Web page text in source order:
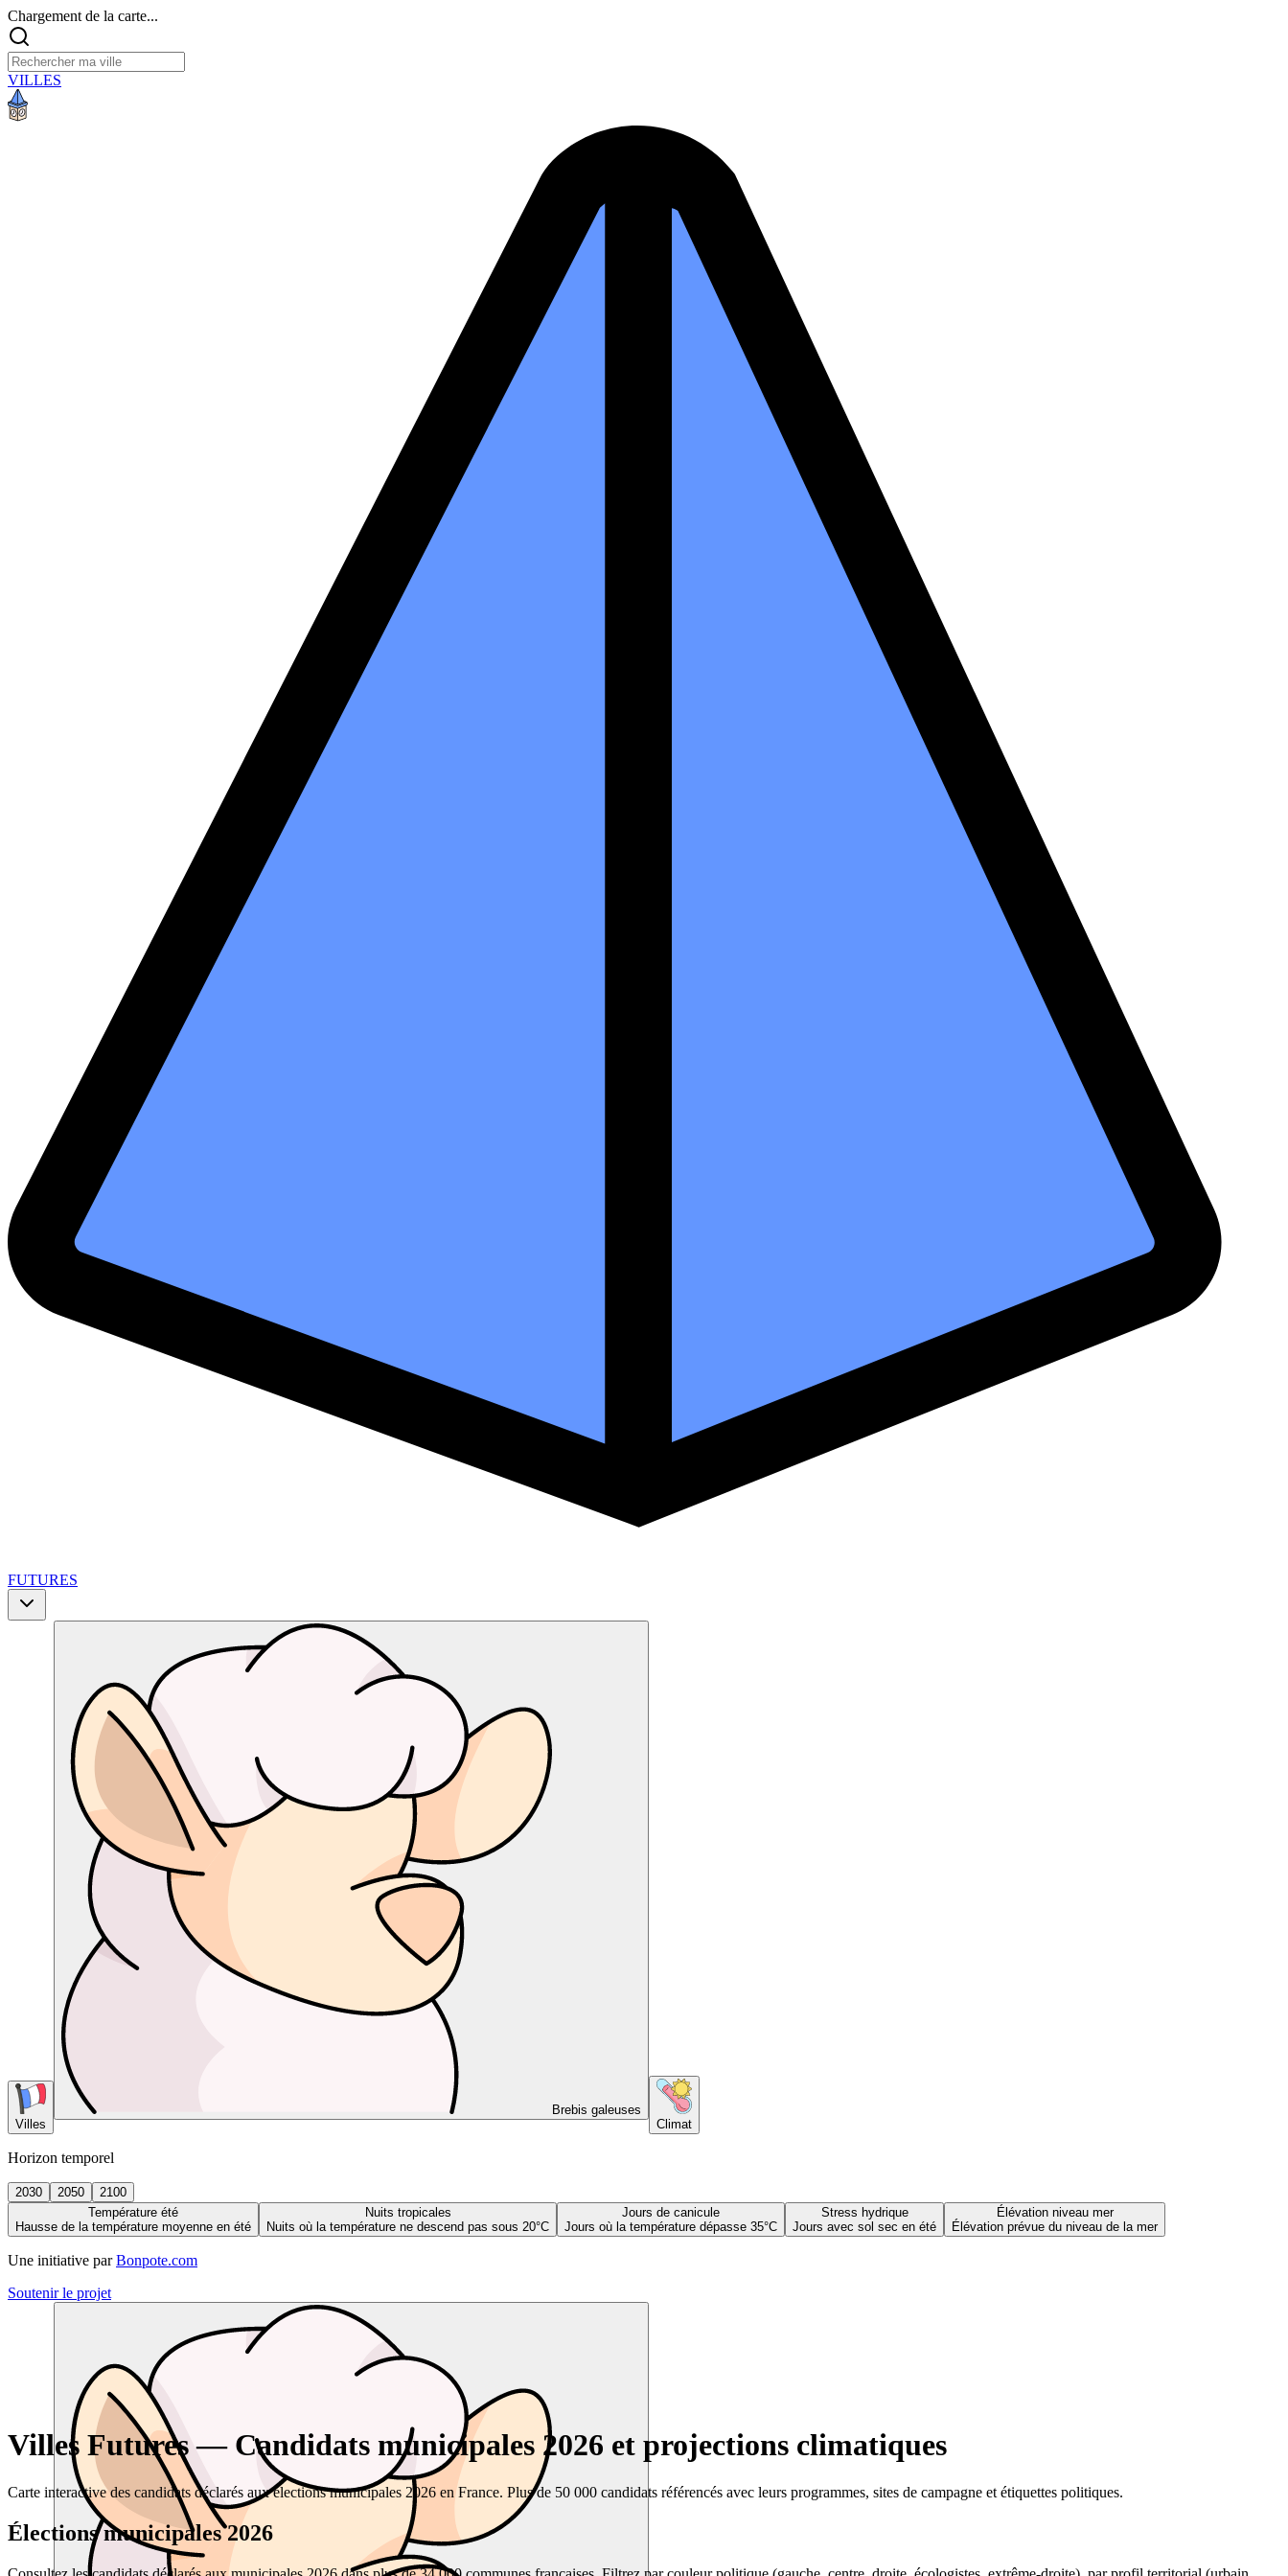
Chargement de la carte...
VILLES
FUTURES
Villes
Brebis galeuses
Climat
Horizon temporel
2030 2050
2100
Température été
Hausse de la température moyenne en été
Nuits tropicales
Nuits où la température ne descend pas sous 20°C
Jours de canicule
Jours où la température dépasse 35°C
Stress hydrique
Jours avec sol sec en été
Élévation niveau mer
Élévation prévue du niveau de la mer
Une initiative par Bonpote.com
Soutenir le projet
Villes Futures — Candidats municipales 2026 et projections climatiques
Carte interactive des candidats déclarés aux élections municipales 2026 en France. Plus de 50 000 candidats référencés avec leurs programmes, sites de campagne et étiquettes politiques.
Élections municipales 2026